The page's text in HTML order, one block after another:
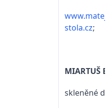
stola.cz;
MIARTUŠ
skleněné